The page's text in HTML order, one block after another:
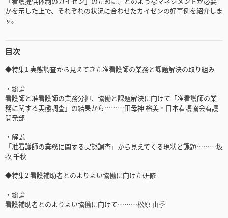
かを示した上で、それぞれの状況に合わせたカイゼンの好事例を紹介しま
す。
目次
◆特集1 実態調査から見えてきた准看護師の業務と課題解決の取り組み
・総論
看護師と准看護師の業務分担、協働と課題解決に向けて「准看護師の業
務に関する実態調査」の結果から………田母神 裕美・日本看護協会看護
開発部
・解説
「准看護師の業務に関する実態調査」から見えてくる現状と課題………坂
牧 千秋
◆特集2 看護補助者とのよりよい協働に向けた研修
・総論
看護補助者とのよりよい協働に向けて………松原 由季